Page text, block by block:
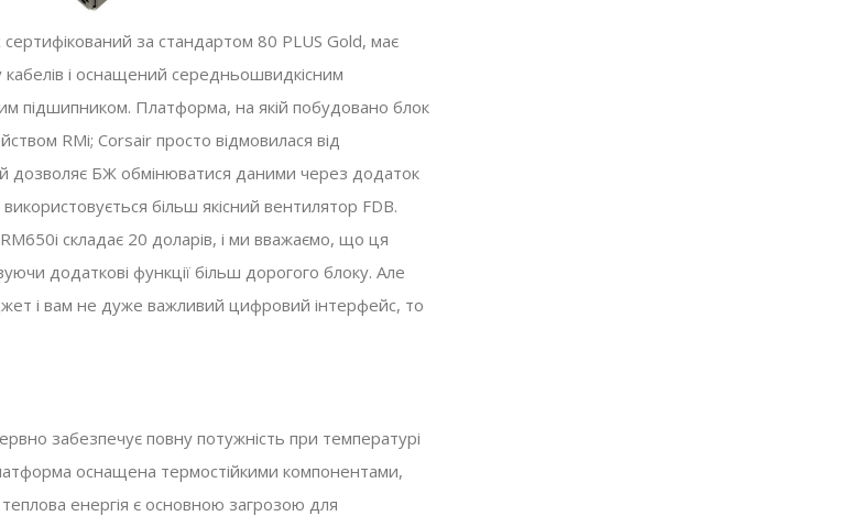
сертифікований за стандартом 80 PLUS Gold, має
і оснащений середньошвидкісним
підшипником. Платформа, на якій побудовано блок
RMi; Corsair просто відмовилася від
дозволяє БЖ обмінюватися даними через додаток
більш якісний вентилятор FDB.
RM650i складає 20 доларів, і ми вважаємо, що ця
додаткові функції більш дорогого блоку. Але
і вам не дуже важливий цифровий інтерфейс, то
забезпечує повну потужність при температурі
оснащена термостійкими компонентами,
енергія є основною загрозою для